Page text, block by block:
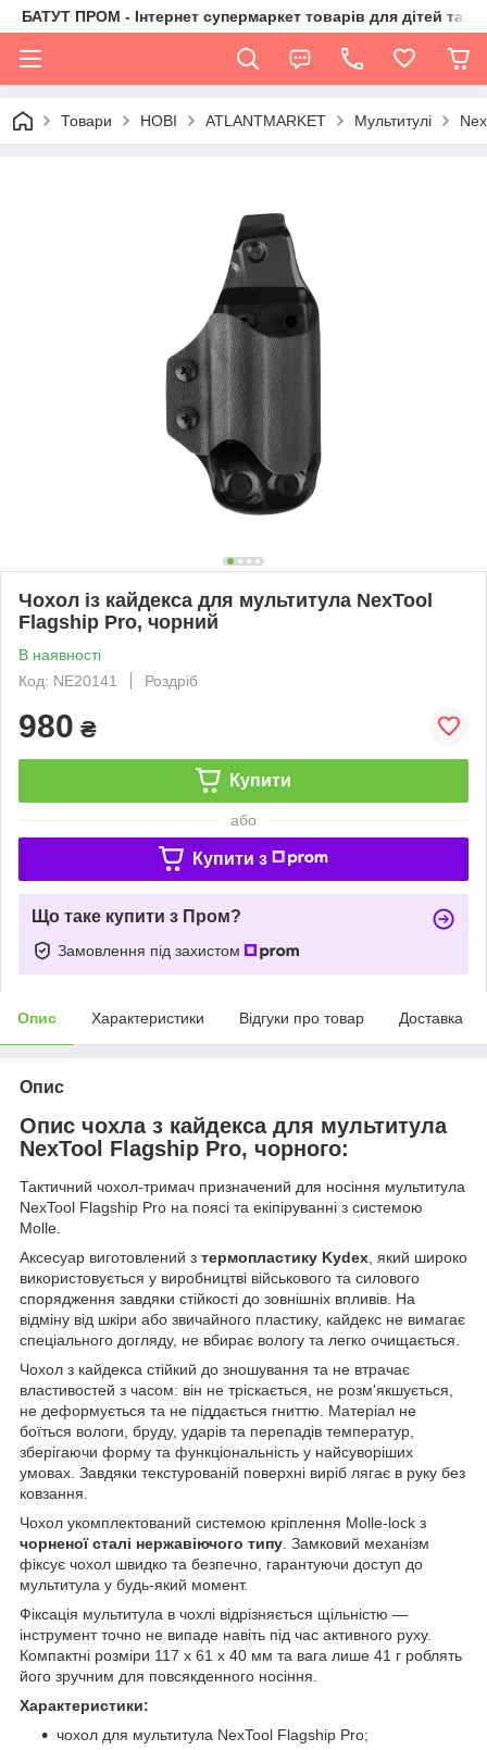
БАТУТ ПРОМ - Інтернет супермаркет товарів для дітей та їх
Товари НОВІ ATLANTMARKET Мультитулі
Чохол із кайдекса для мультитула NexTool
Flagship Pro, чорний
В наявності
Код: NE20141
Роздріб
980 ₴
Купити
або
Купити з
Що таке купити з Пром?
Замовлення під захистом
Опис Характеристики Відгуки про товар Доставка
Опис
Опис чохла з кайдекса для мультитула
NexTool Flagship Pro, чорного:
Тактичний чохол-тримач призначений для носіння мультитула
NexTool Flagship Pro на поясі та екіпіруванні з системою
Molle.
Аксесуар виготовлений з термопластику Kydex, який широко
використовується у виробництві військового та силового
спорядження завдяки стійкості до зовнішніх впливів. На
відміну від шкіри або звичайного пластику, кайдекс не вимагає
спеціального догляду, не вбирає вологу та легко очищається.
Чохол з кайдекса стійкий до зношування та не втрачає
властивостей з часом: він не тріскається, не розм'якшується,
не деформується та не піддається гниттю. Матеріал не
боїться вологи, бруду, ударів та перепадів температур,
зберігаючи форму та функціональність у найсуворіших
умовах. Завдяки текстурованій поверхні виріб лягає в руку без
ковзання.
Чохол укомплектований системою кріплення Molle-lock з
чорненої сталі нержавіючого типу. Замковий механізм
фіксує чохол швидко та безпечно, гарантуючи доступ до
мультитула у будь-який момент.
Фіксація мультитула в чохлі відрізняється щільністю —
інструмент точно не випаде навіть під час активного руху.
Компактні розміри 117 х 61 х 40 мм та вага лише 41 г роблять
його зручним для повсякденного носіння.
Характеристики:
чохол для мультитула NexTool Flagship Pro;